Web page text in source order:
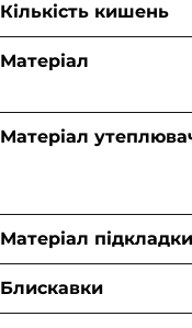
Кількість кишень
Матеріал
Матеріал
Матеріал підкладки
Блискавки